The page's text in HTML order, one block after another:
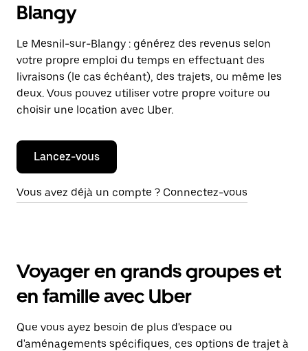
Blangy
Le Mesnil-sur-Blangy : générez des revenus selon
votre propre emploi du temps en effectuant des
livraisons (le cas échéant), des trajets, ou même les
deux. Vous pouvez utiliser votre propre voiture ou
choisir une location avec Uber.
Lancez-vous
Vous avez déjà un compte ? Connectez-vous
Voyager en grands groupes et
en famille avec Uber
Que vous ayez besoin de plus d'espace ou
d'aménagements spécifiques, ces options de trajet à